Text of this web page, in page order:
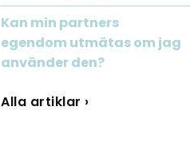
Kan min partners
egendom utmätas om jag
använder den?
Alla artiklar ›